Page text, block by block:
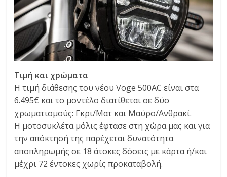
Τιμή και χρώματα
Η τιμή διάθεσης του νέου Voge 500AC είναι στα
6.495€ και το μοντέλο διατίθεται σε δύο
χρωματισμούς: Γκρι/Ματ και Μαύρο/Ανθρακί.
Η μοτοσυκλέτα μόλις έφτασε στη χώρα μας και για
την απόκτησή της παρέχεται δυνατότητα
αποπληρωμής σε 18 άτοκες δόσεις με κάρτα ή/και
μέχρι 72 έντοκες χωρίς προκαταβολή.